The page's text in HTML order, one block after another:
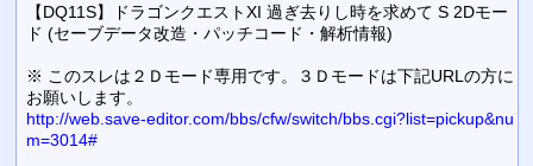
【DQ11S】ドラゴンクエストXI 過ぎ去りし時を求めて S 2Dモー
ド (セーブデータ改造・パッチコード・解析情報)
※ このスレは２Ｄモード専用です。３Ｄモードは下記URLの方に
お願いします。
http://web.save-editor.com/bbs/cfw/switch/bbs.cgi?list=pickup&nu
m=3014#